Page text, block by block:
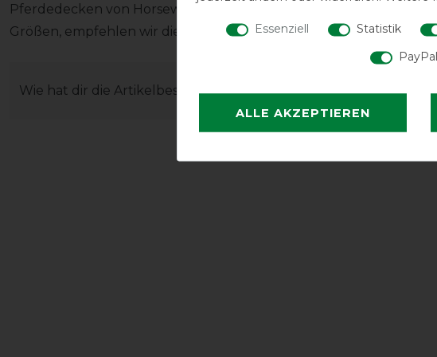
Pferdedecken von Horseware fallen in der Regel sehr groß aus.
Größen, empfehlen wir die kleinere.
Wie hat dir die Artikelbeschreibung gefallen?
Essenziell Statistik
PayPal
ALLE AKZEPTIEREN